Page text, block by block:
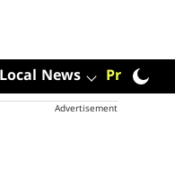
Local News Premium
Advertisement